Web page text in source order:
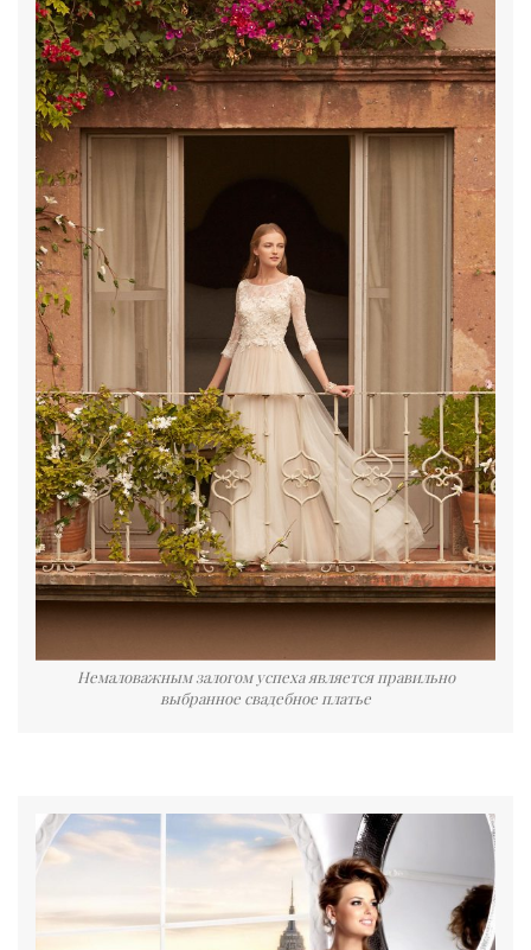
Немаловажным залогом успеха является правильно
выбранное свадебное платье